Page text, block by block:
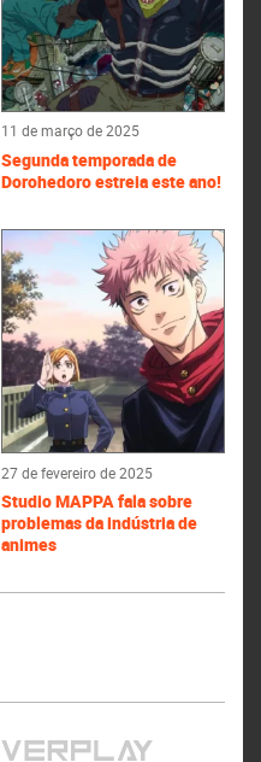
11 de março de 2025
Segunda temporada de
Dorohedoro estreia este ano!
27 de fevereiro de 2025
Studio MAPPA fala sobre
problemas da indústria de
animes